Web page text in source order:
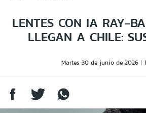
LENTES CON IA RAY-
LLEGAN A CHILE:
Martes 30 de junio de 2026